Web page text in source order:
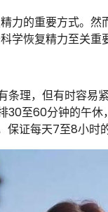
力的重要方式。
学恢复精力至关重
条理，但有时容易
30至60分钟的午
保证每天7至8小时